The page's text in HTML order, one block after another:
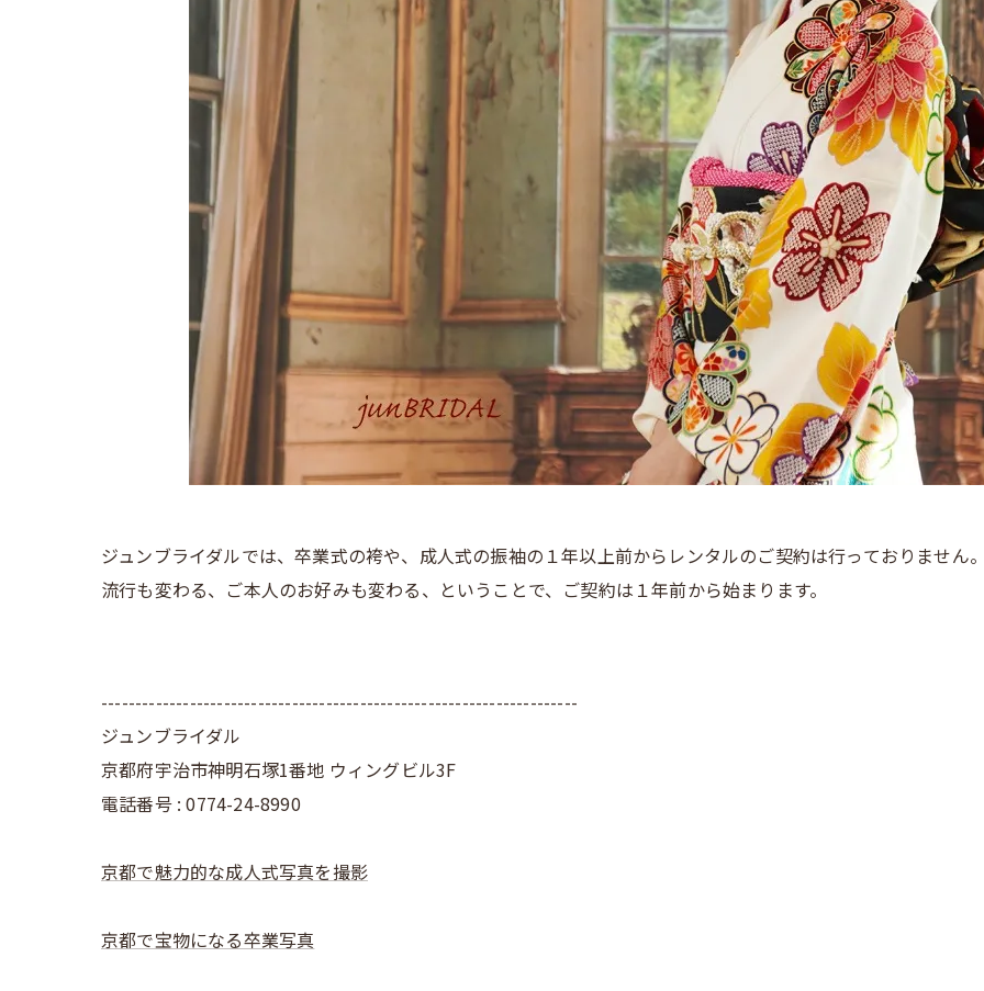
ジュンブライダルでは、卒業式の袴や、成人式の振袖の１年以上前からレンタルのご契約は行っておりません。
流行も変わる、ご本人のお好みも変わる、ということで、ご契約は１年前から始まります。
----------------------------------------------------------------------
ジュンブライダル
京都府宇治市神明石塚1番地 ウィングビル3F
電話番号 : 0774-24-8990
京都で魅力的な成人式写真を撮影
京都で宝物になる卒業写真